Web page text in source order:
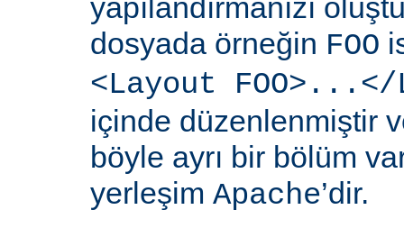
yapılandırmanızı
dosyada örneğin FOO
<Layout FOO>...</
içinde düzenlenmiştir
böyle ayrı bir bölüm
yerleşim Apache’dir.